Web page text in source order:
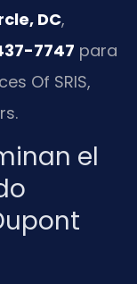
DC,
7747 para
Of SRIS,
el